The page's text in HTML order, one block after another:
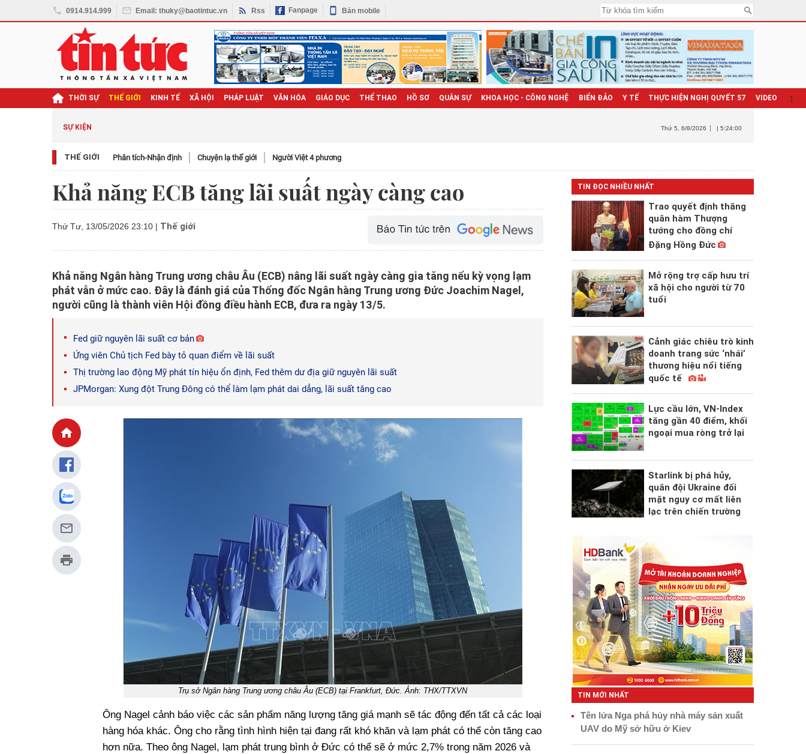
0914.914.999 Email: thuky@baotintuc.vn Rss Fanpage Bản mobile
THỜI SỰ THẾ GIỚI KINH TẾ XÃ HỘI PHÁP LUẬT VĂN HÓA GIÁO DỤC THỂ THAO HỒ SƠ QUÂN SỰ KHOA HỌC - CÔNG NGHỆ BIỂN ĐẢO Y TẾ THỰC HIỆN NGHỊ QUYẾT 57 VIDEO
SỰ KIỆN Thứ 5 , 6/8/2026 | 5:24:02
THẾ GIỚI Phân tích-Nhận định Chuyện lạ thế giới Người Việt 4 phương
Khả năng ECB tăng lãi suất ngày càng cao
Thứ Tư, 13/05/2026 23:10 | Thế giới
Khả năng Ngân hàng Trung ương châu Âu (ECB) nâng lãi suất ngày càng gia tăng nếu kỳ vọng lạm
phát vẫn ở mức cao. Đây là đánh giá của Thống đốc Ngân hàng Trung ương Đức Joachim Nagel,
người cũng là thành viên Hội đồng điều hành ECB, đưa ra ngày 13/5.
Fed giữ nguyên lãi suất cơ bản
Ứng viên Chủ tịch Fed bày tỏ quan điểm về lãi suất
Thị trường lao động Mỹ phát tín hiệu ổn định, Fed thêm dư địa giữ nguyên lãi suất
JPMorgan: Xung đột Trung Đông có thể làm lạm phát dai dẳng, lãi suất tăng cao
Trụ sở Ngân hàng Trung ương châu Âu (ECB) tại Frankfurt, Đức. Ảnh: THX/TTXVN
Ông Nagel cảnh báo việc các sản phẩm năng lượng tăng giá mạnh sẽ tác động đến tất cả các loại
hàng hóa khác. Ông cho rằng tình hình hiện tại đang rất khó khăn và lạm phát có thể còn tăng cao
hơn nữa. Theo ông Nagel, lạm phát trung bình ở Đức có thể sẽ ở mức 2,7% trong năm 2026 và
TIN ĐỌC NHIỀU NHẤT
Trao quyết định thăng
quân hàm Thượng
tướng cho đồng chí
Đặng Hồng Đức
Mở rộng trợ cấp hưu trí
xã hội cho người từ 70
tuổi
Cảnh giác chiêu trò kinh
doanh trang sức ‘nhái’
thương hiệu nổi tiếng
quốc tế
Lực cầu lớn, VN-Index
tăng gần 40 điểm, khối
ngoại mua ròng trở lại
Starlink bị phá hủy,
quân đội Ukraine đối
mặt nguy cơ mất liên
lạc trên chiến trường
TIN MỚI NHẤT
Tên lửa Nga phá hủy nhà máy sản xuất
UAV do Mỹ sở hữu ở Kiev